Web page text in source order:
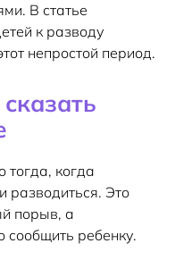
В статье
к разводу
непростой период.
тогда, когда
разводиться. Это
порыв, а
сообщить ребенку.